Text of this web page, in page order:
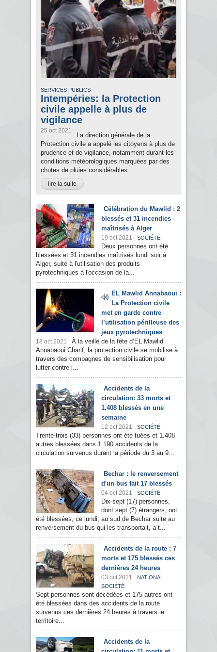
SERVICES PUBLICS
Intempéries: la Protection
civile appelle à plus de
vigilance
25 oct 2021
La direction générale de la
Protection civile a appelé les citoyens à plus de
prudence et de vigilance, notamment durant les
conditions météorologiques marquées par des
chutes de pluies considérables...
lire la suite
Célébration du Mawlid : 2
blessés et 31 incendies
maîtrisés à Alger
19 oct 2021 SOCIÉTÉ
Deux personnes ont été
blessées et 31 incendies maîtrisés lundi soir à
Alger, suite à l'utilisation des produits
pyrotechniques à l'occasion de la...
EL Mawlid Annabaoui :
La Protection civile
met en garde contre
l’utilisation périlleuse des
jeux pyrotechniques
18 oct 2021
À la veille de la fête d’EL Mawlid
Annabaoui Charif, la protection civile se mobilise à
travers des compagnes de sensibilisation pour
lutter contre l...
Accidents de la
circulation: 33 morts et
1.408 blessés en une
semaine
12 oct 2021 SOCIÉTÉ
Trente-trois (33) personnes ont été tuées et 1.408
autres blessées dans 1.190 accidents de la
circulation survenus durant la période du 3 au 9...
Bechar : le renversement
d'un bus fait 17 blessés
04 oct 2021 SOCIÉTÉ
Dix-sept (17) personnes,
dont sept (7) étrangers, ont
été blessées, ce lundi, au sud de Bechar suite au
renversement du bus qui les transportait, a-t...
Accidents de la route : 7
morts et 175 blessés ces
dernières 24 heures
03 oct 2021 NATIONAL ,
SOCIÉTÉ
Sept personnes sont décédées et 175 autres ont
été blessées dans des accidents de la route
survenus ces dernières 24 heures à travers le
territoire...
Accidents de la